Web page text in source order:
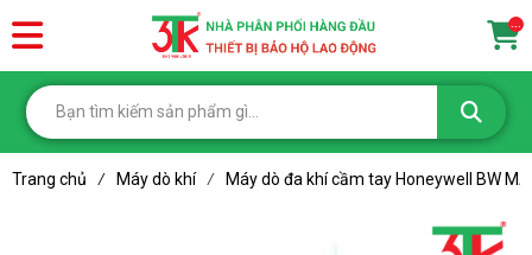
...
Trang chủ / Máy dò khí / Máy dò đa khí cầm tay Honeywell BW